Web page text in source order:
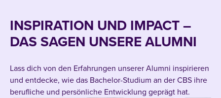
INSPIRATION UND IMPACT –
DAS SAGEN UNSERE ALUMNI
Lass dich von den Erfahrungen unserer Alumni inspirieren
und entdecke, wie das Bachelor-Studium an der CBS ihre
berufliche und persönliche Entwicklung geprägt hat.